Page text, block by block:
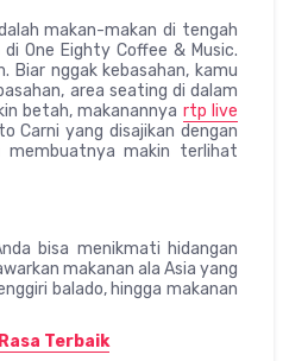
makan-makan di tengah
One Eighty Coffee & Music.
Biar nggak kebasahan, kamu
area seating di dalam
betah, makanannya rtp live
Carni yang disajikan dengan
membuatnya makin terlihat
bisa menikmati hidangan
makanan ala Asia yang
balado, hingga makanan
Terbaik